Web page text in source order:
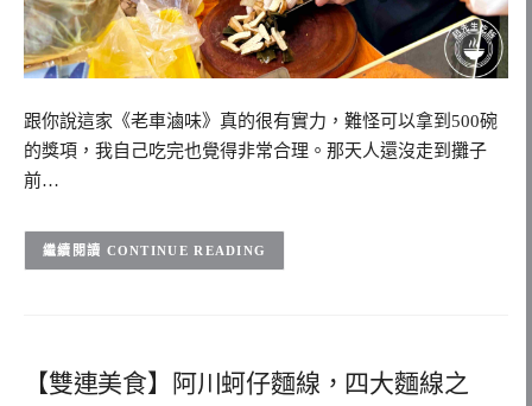
跟你說這家《老車滷味》真的很有實力，難怪可以拿到500碗
的獎項，我自己吃完也覺得非常合理。那天人還沒走到攤子
前…
CONTINUE READING
【雙連美食】阿川蚵仔麵線，四大麵線之